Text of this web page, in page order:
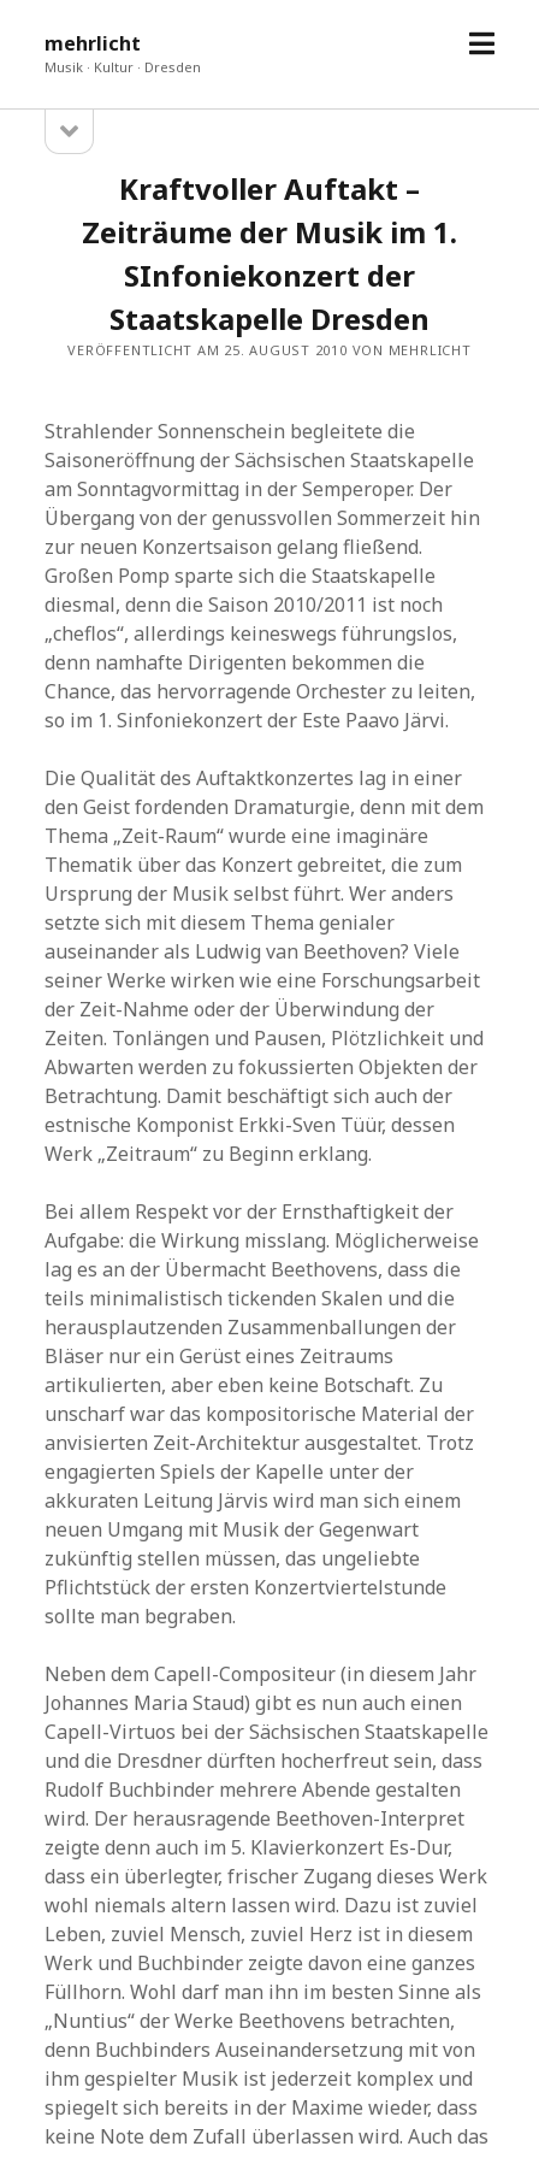
mehrlicht
Musik · Kultur · Dresden
Menü
Sidebar
öffnen
Kraftvoller Auftakt –
Zeiträume der Musik im 1.
SInfoniekonzert der
Staatskapelle Dresden
VERÖFFENTLICHT AM 25. AUGUST 2010 VON MEHRLICHT
Strahlender Sonnenschein begleitete die
Saisoneröffnung der Sächsischen Staatskapelle
am Sonntagvormittag in der Semperoper. Der
Übergang von der genussvollen Sommerzeit hin
zur neuen Konzertsaison gelang fließend.
Großen Pomp sparte sich die Staatskapelle
diesmal, denn die Saison 2010/2011 ist noch
„cheflos“, allerdings keineswegs führungslos,
denn namhafte Dirigenten bekommen die
Chance, das hervorragende Orchester zu leiten,
so im 1. Sinfoniekonzert der Este Paavo Järvi.
Die Qualität des Auftaktkonzertes lag in einer
den Geist fordenden Dramaturgie, denn mit dem
Thema „Zeit-Raum“ wurde eine imaginäre
Thematik über das Konzert gebreitet, die zum
Ursprung der Musik selbst führt. Wer anders
setzte sich mit diesem Thema genialer
auseinander als Ludwig van Beethoven? Viele
seiner Werke wirken wie eine Forschungsarbeit
der Zeit-Nahme oder der Überwindung der
Zeiten. Tonlängen und Pausen, Plötzlichkeit und
Abwarten werden zu fokussierten Objekten der
Betrachtung. Damit beschäftigt sich auch der
estnische Komponist Erkki-Sven Tüür, dessen
Werk „Zeitraum“ zu Beginn erklang.
Bei allem Respekt vor der Ernsthaftigkeit der
Aufgabe: die Wirkung misslang. Möglicherweise
lag es an der Übermacht Beethovens, dass die
teils minimalistisch tickenden Skalen und die
herausplautzenden Zusammenballungen der
Bläser nur ein Gerüst eines Zeitraums
artikulierten, aber eben keine Botschaft. Zu
unscharf war das kompositorische Material der
anvisierten Zeit-Architektur ausgestaltet. Trotz
engagierten Spiels der Kapelle unter der
akkuraten Leitung Järvis wird man sich einem
neuen Umgang mit Musik der Gegenwart
zukünftig stellen müssen, das ungeliebte
Pflichtstück der ersten Konzertviertelstunde
sollte man begraben.
Neben dem Capell-Compositeur (in diesem Jahr
Johannes Maria Staud) gibt es nun auch einen
Capell-Virtuos bei der Sächsischen Staatskapelle
und die Dresdner dürften hocherfreut sein, dass
Rudolf Buchbinder mehrere Abende gestalten
wird. Der herausragende Beethoven-Interpret
zeigte denn auch im 5. Klavierkonzert Es-Dur,
dass ein überlegter, frischer Zugang dieses Werk
wohl niemals altern lassen wird. Dazu ist zuviel
Leben, zuviel Mensch, zuviel Herz ist in diesem
Werk und Buchbinder zeigte davon eine ganzes
Füllhorn. Wohl darf man ihn im besten Sinne als
„Nuntius“ der Werke Beethovens betrachten,
denn Buchbinders Auseinandersetzung mit von
ihm gespielter Musik ist jederzeit komplex und
spiegelt sich bereits in der Maxime wieder, dass
keine Note dem Zufall überlassen wird. Auch das